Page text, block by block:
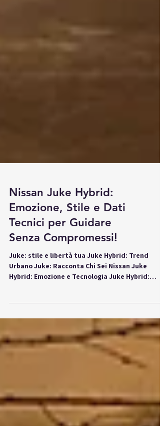
Nissan Juke Hybrid:
Emozione, Stile e Dati
Tecnici per Guidare
Urbano Juke: Racconta Chi Sei Nissan Juke
Hybrid: Emozione e Tecnologia Juke Hybrid:
Guida...